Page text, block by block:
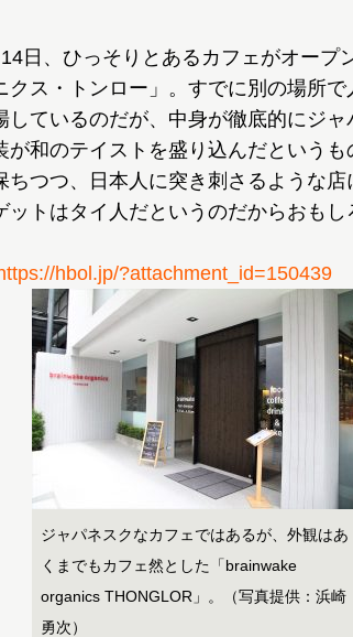
日、ひっそりとあるカフェがオープ
クス・トンロー」。すでに別の場所
しているのだが、中身が徹底的にジ
が和のテイストを盛り込んだという
ちつつ、日本人に突き刺さるような
ットはタイ人だというのだからおもし
hbol.jp/?attachment_id=150439
ジャパネスクなカフェではあるが、外観はあ
くまでもカフェ然とした「brainwake
organics THONGLOR」。（写真提供：浜崎
勇次）